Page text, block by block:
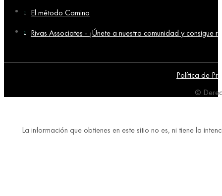
El método Camino
Rivas Associates - ¡Únete a nuestra comunidad y consigue
Política de
©
La información que obtienes en este sitio no es, ni tiene la